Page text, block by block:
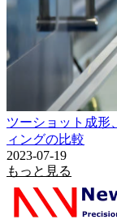
ツーショット成形
ィングの比較
2023-07-19
もっと見る